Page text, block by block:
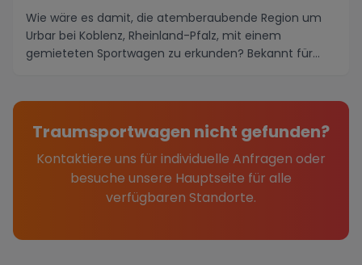
Wie wäre es damit, die atemberaubende Region um
Urbar bei Koblenz, Rheinland-Pfalz, mit einem
gemieteten Sportwagen zu erkunden? Bekannt für
Traumsportwagen nicht gefunden?
Kontaktiere uns für individuelle Anfragen oder
besuche unsere Hauptseite für alle
verfügbaren Standorte.